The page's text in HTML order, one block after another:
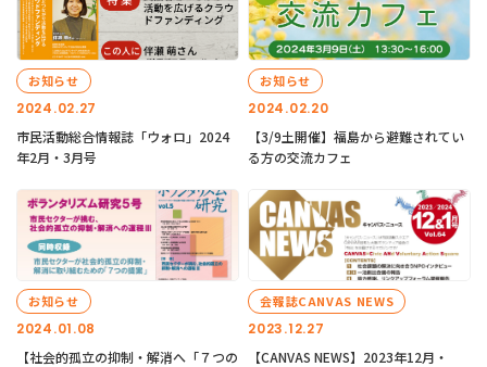
2024.02.27
お知らせ
市民活動総合情報誌「ウォロ」2024
年2月・3月号
2024.02.20
お知らせ
【3/9土開催】福島から避難されてい
る方の交流カフェ
2024.01.08
お知らせ
【社会的孤立の抑制・解消へ「７つの
2023.12.27
会報誌CANVAS NEWS
【CANVAS NEWS】2023年12月・